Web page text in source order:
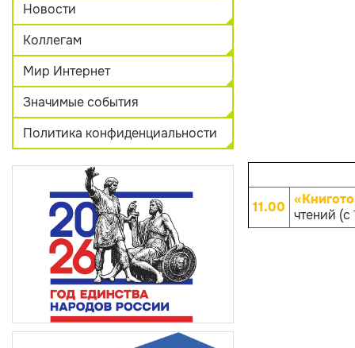
Новости
Коллегам
Мир Интернет
Значимые события
Политика конфиденциальности
11.00 чтений (с